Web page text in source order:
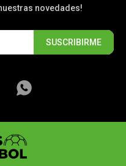
novedades!
SUSCRIBIRME
